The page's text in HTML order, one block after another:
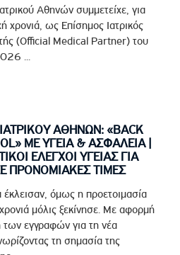
Αθηνών συμμετείχε, για
χρονιά, ως Επίσημος Ιατρικός
(Official Medical Partner) του
...
ΑΘΗΝΩΝ: «BACK
ΜΕ ΥΓΕΙΑ & ΑΣΦΑΛΕΙΑ |
ΕΛΕΓΧΟΙ ΥΓΕΙΑΣ ΓΙΑ
ΠΡΟΝΟΜΙΑΚΕΣ ΤΙΜΕΣ
έκλεισαν, όμως η προετοιμασία
μόλις ξεκίνησε. Με αφορμή
των εγγραφών για τη νέα
τη σημασία της